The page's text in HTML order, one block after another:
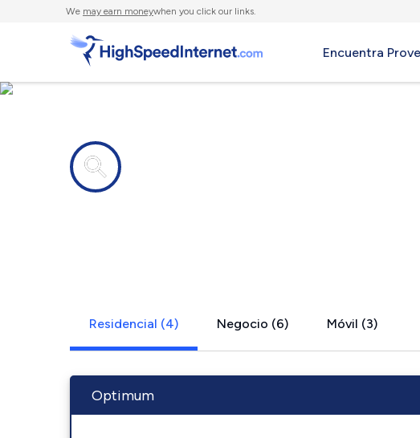
We may earn moneywhen you click our links.
Encuentra
Residencial (4) Negocio (6) Móvil (3)
Optimum